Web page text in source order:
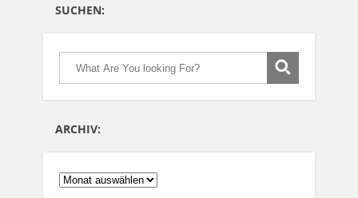
SUCHEN:
ARCHIV:
ARCHIV: